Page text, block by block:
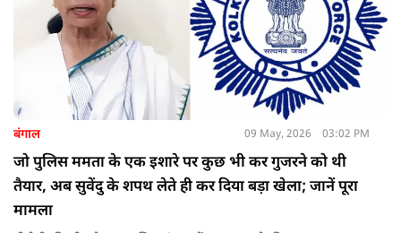
बंगाल 09 May, 2026 03:02 PM
जो पुलिस ममता के एक इशारे पर कुछ भी कर गुजरने को थी
तैयार, अब सुवेंदु के शपथ लेते ही कर दिया बड़ा खेला; जानें पूरा
मामला